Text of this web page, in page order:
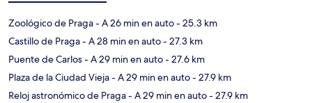
Zoológico de Praga- A 26 min en auto- 25.3 km
Castillo de Praga- A 28 min en auto- 27.3 km
Puente de Carlos- A 29 min en auto- 27.6 km
Plaza de la Ciudad Vieja- A 29 min en auto- 27.9 km
Reloj astronómico de Praga- A 29 min en auto- 27.9 km